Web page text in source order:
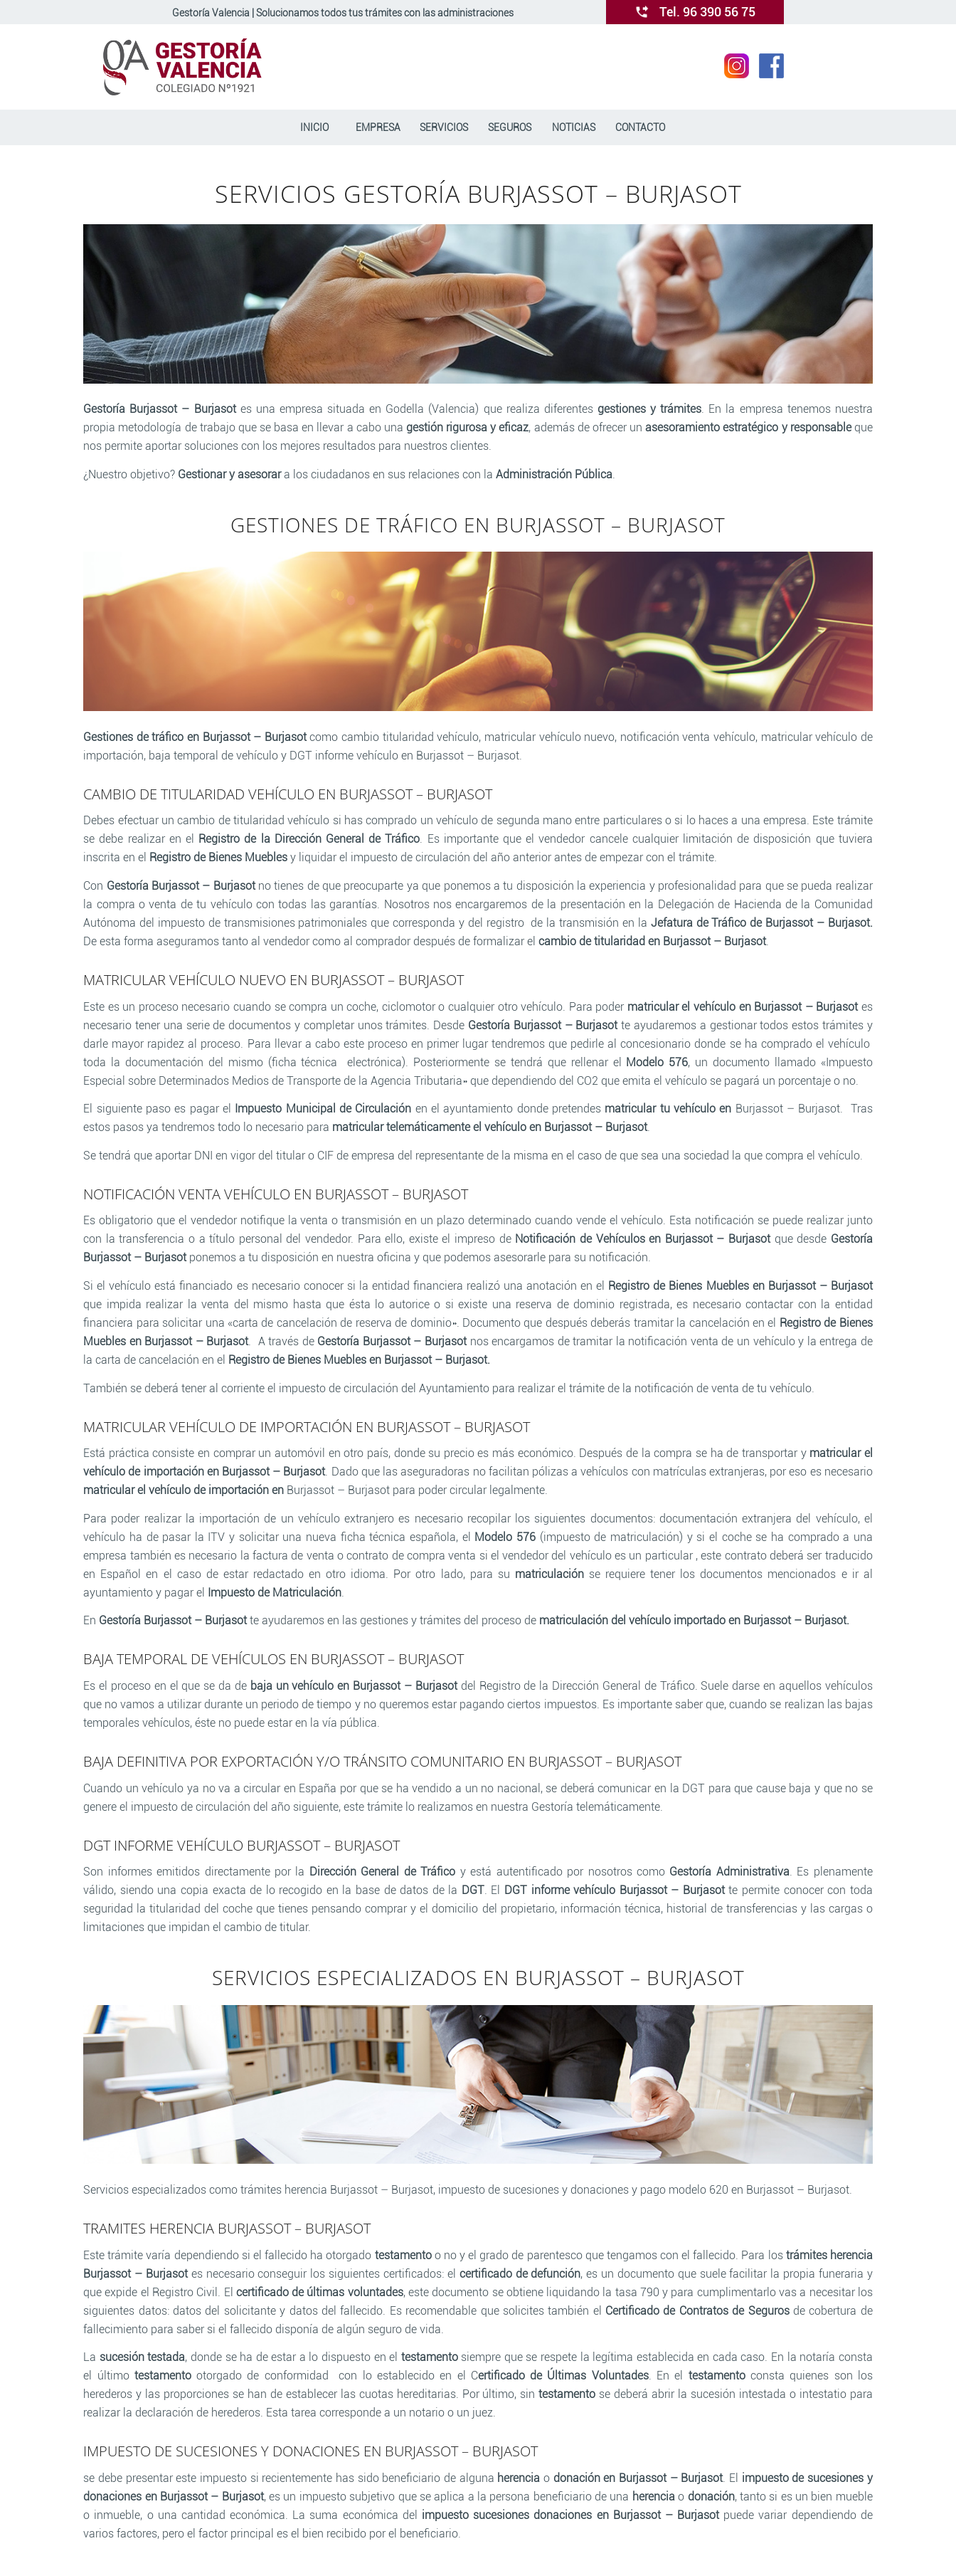
Gestoría Valencia | Solucionamos todos tus trámites con las administraciones Tel. 96 390 56 75
INICIO EMPRESA SERVICIOS SEGUROS NOTICIAS CONTACTO
SERVICIOS GESTORÍA BURJASSOT – BURJASOT
Gestoría Burjassot – Burjasotes una empresa situada en Godella (Valencia) que realiza diferentes gestiones y trámites. En la empresa tenemos nuestra
propia metodología de trabajo que se basa en llevar a cabo una gestión rigurosa y eficaz, además de ofrecer unasesoramiento estratégico y responsableque
nos permite aportar soluciones con los mejores resultados para nuestros clientes.
¿Nuestro objetivo? Gestionar y asesorara los ciudadanos en sus relaciones con laAdministración Pública.
GESTIONES DE TRÁFICO EN BURJASSOT – BURJASOT
Gestiones de tráfico en Burjassot – Burjasotcomo cambio titularidad vehículo, matricular vehículo nuevo, notificación venta vehículo, matricular vehículo de
importación, baja temporal de vehículo y DGT informe vehículo en Burjassot – Burjasot.
CAMBIO DE TITULARIDAD VEHÍCULO EN BURJASSOT – BURJASOT
Debes efectuar un cambio de titularidad vehículo si has comprado un vehículo de segunda mano entre particulares o si lo haces a una empresa. Este trámite
se debe realizar en el
Registro de la Dirección General de Tráfico. Es importante que el vendedor cancele cualquier limitación de disposición que tuviera
inscrita en el Registro de Bienes Mueblesy liquidar el impuesto de circulación del año anterior antes de empezar con el trámite.
Con Gestoría Burjassot – Burjasotno tienes de que preocuparte ya que ponemos a tu disposición la experiencia y profesionalidad para que se pueda realizar
la compra o venta de tu vehículo con todas las garantías. Nosotros nos encargaremos de la presentación en la Delegación de Hacienda de la Comunidad
Autónoma del impuesto de transmisiones patrimoniales que corresponda y del registro de la transmisión en la Jefatura de Tráfico de Burjassot – Burjasot.
De esta forma aseguramos tanto al vendedor como al comprador después de formalizar elcambio de titularidad en Burjassot – Burjasot.
MATRICULAR VEHÍCULO NUEVO EN BURJASSOT – BURJASOT
Este es un proceso necesario cuando se compra un coche, ciclomotor o cualquier otro vehículo. Para poder matricular el vehículo en Burjassot – Burjasotes
necesario tener una serie de documentos y completar unos trámites. Desde Gestoría Burjassot – Burjasotte ayudaremos a gestionar todos estos trámites y
darle mayor rapidez al proceso. Para llevar a cabo este proceso en primer lugar tendremos que pedirle al concesionario donde se ha comprado el vehículo
toda la documentación del mismo (ficha técnica electrónica). Posteriormente se tendrá que rellenar el Modelo 576, un documento llamado «Impuesto
Especial sobre Determinados Medios de Transporte de la Agencia Tributaria» que dependiendo del CO2 que emita el vehículo se pagará un porcentaje o no.
El siguiente paso es pagar el Impuesto Municipal de Circulación en el ayuntamiento donde pretendes matricular tu vehículo en Burjassot – Burjasot. Tras
estos pasos ya tendremos todo lo necesario para matricular telemáticamente el vehículo en Burjassot – Burjasot.
Se tendrá que aportar DNI en vigor del titular o CIF de empresa del representante de la misma en el caso de que sea una sociedad la que compra el vehículo.
NOTIFICACIÓN VENTA VEHÍCULO EN BURJASSOT – BURJASOT
Es obligatorio que el vendedor notifique la venta o transmisión en un plazo determinado cuando vende el vehículo. Esta notificación se puede realizar junto
con la transferencia o a título personal del vendedor. Para ello, existe el impreso de Notificación de Vehículos en Burjassot – Burjasotque desde Gestoría
Burjassot – Burjasot ponemos a tu disposición en nuestra oficina y que podemos asesorarle para su notificación.
Si el vehículo está financiado es necesario conocer si la entidad financiera realizó una anotación en el Registro de Bienes Muebles en Burjassot – Burjasot
que impida realizar la venta del mismo hasta que ésta lo autorice o si existe una reserva de dominio registrada, es necesario contactar con la entidad
financiera para solicitar una «carta de cancelación de reserva de dominio». Documento que después deberás tramitar la cancelación en el Registro de Bienes
Muebles en Burjassot – Burjasot. A través de Gestoría Burjassot – Burjasotnos encargamos de tramitar la notificación venta de un vehículo y la entrega de
la carta de cancelación en el Registro de Bienes Muebles en Burjassot – Burjasot.
También se deberá tener al corriente el impuesto de circulación del Ayuntamiento para realizar el trámite de la notificación de venta de tu vehículo.
MATRICULAR VEHÍCULO DE IMPORTACIÓN EN BURJASSOT – BURJASOT
Está práctica consiste en comprar un automóvil en otro país, donde su precio es más económico. Después de la compra se ha de transportar y matricular el
vehículo de importación en Burjassot – Burjasot. Dado que las aseguradoras no facilitan pólizas a vehículos con matrículas extranjeras, por eso es necesario
matricular el vehículo de importación en Burjassot – Burjasot para poder circular legalmente.
Para poder realizar la importación de un vehículo extranjero es necesario recopilar los siguientes documentos: documentación extranjera del vehículo, el
vehículo ha de pasar la ITV y solicitar una nueva ficha técnica española, el Modelo 576(impuesto de matriculación) y si el coche se ha comprado a una
empresa también es necesario la factura de venta o contrato de compra venta si el vendedor del vehículo es un particular , este contrato deberá ser traducido
en Español en el caso de estar redactado en otro idioma. Por otro lado, para su matriculaciónse requiere tener los documentos mencionados e ir al
ayuntamiento y pagar el Impuesto de Matriculación
En Gestoría Burjassot – Burjasotte ayudaremos en las gestiones y trámites del proceso de matriculación del vehículo importado en Burjassot – Burjasot.
BAJA TEMPORAL DE VEHÍCULOS EN BURJASSOT – BURJASOT
Es el proceso en el que se da debaja un vehículo en Burjassot – Burjasotdel Registro de la Dirección General de Tráfico. Suele darse en aquellos vehículos
que no vamos a utilizar durante un periodo de tiempo y no queremos estar pagando ciertos impuestos. Es importante saber que, cuando se realizan las bajas
temporales vehículos, éste no puede estar en la vía pública.
BAJA DEFINITIVA POR EXPORTACIÓN Y/O TRÁNSITO COMUNITARIO EN BURJASSOT – BURJASOT
Cuando un vehículo ya no va a circular en España por que se ha vendido a un no nacional, se deberá comunicar en la DGT para que cause baja y que no se
genere el impuesto de circulación del año siguiente, este trámite lo realizamos en nuestra Gestoría telemáticamente.
DGT INFORME VEHÍCULO BURJASSOT – BURJASOT
Son informes emitidos directamente por la Dirección General de Tráfico y está autentificado por nosotros como Gestoría Administrativa. Es plenamente
válido, siendo una copia exacta de lo recogido en la base de datos de la DGT. El DGT informe vehículo Burjassot – Burjasotte permite conocer con toda
seguridad la titularidad del coche que tienes pensando comprar y el domicilio del propietario, información técnica, historial de transferencias y las cargas o
limitaciones que impidan el cambio de titular.
SERVICIOS ESPECIALIZADOS EN BURJASSOT – BURJASOT
Servicios especializados como trámites herencia Burjassot – Burjasot, impuesto de sucesiones y donaciones y pago modelo 620 en Burjassot – Burjasot.
TRAMITES HERENCIA BURJASSOT – BURJASOT
Este trámite varía dependiendo si el fallecido ha otorgado testamento o no y el grado de parentesco que tengamos con el fallecido. Para los trámites herencia
Burjassot – Burjasotes necesario conseguir los siguientes certificados: el certificado de defunción, es un documento que suele facilitar la propia funeraria y
que expide el Registro Civil. El certificado de últimas voluntades, este documento se obtiene liquidando la tasa 790 y para cumplimentarlo vas a necesitar los
siguientes datos: datos del solicitante y datos del fallecido. Es recomendable que solicites también el Certificado de Contratos de Segurosde cobertura de
fallecimiento para saber si el fallecido disponía de algún seguro de vida.
La sucesión testada, donde se ha de estar a lo dispuesto en el testamento siempre que se respete la legítima establecida en cada caso. En la notaría consta
el último testamentootorgado de conformidad con lo establecido en el Certificado de Últimas Voluntades. En el testamentoconsta quienes son los
herederos y las proporciones se han de establecer las cuotas hereditarias. Por último, sintestamento se deberá abrir la sucesión intestada o intestatio para
realizar la declaración de herederos. Esta tarea corresponde a un notario o un juez.
IMPUESTO DE SUCESIONES Y DONACIONES EN BURJASSOT – BURJASOT
se debe presentar este impuesto si recientemente has sido beneficiario de alguna herencia o donación en Burjassot – Burjasot. El impuesto de sucesiones y
donaciones en Burjassot – Burjasot, es un impuesto subjetivo que se aplica a la persona beneficiario de una herenciao donación, tanto si es un bien mueble
o inmueble, o una cantidad económica. La suma económica del impuesto sucesiones donaciones en Burjassot – Burjasot puede variar dependiendo de
varios factores, pero el factor principal es el bien recibido por el beneficiario.